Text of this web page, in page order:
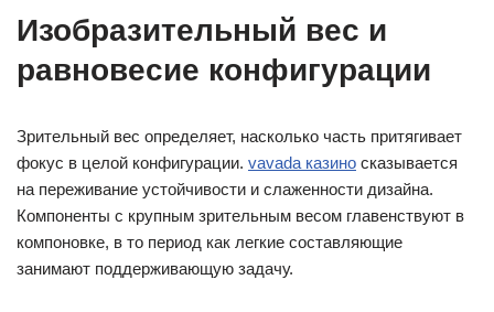
Изобразительный вес и
равновесие конфигурации
Зрительный вес определяет, насколько часть притягивает
фокус в целой конфигурации. vavada казино сказывается
на переживание устойчивости и слаженности дизайна.
Компоненты с крупным зрительным весом главенствуют в
компоновке, в то период как легкие составляющие
занимают поддерживающую задачу.